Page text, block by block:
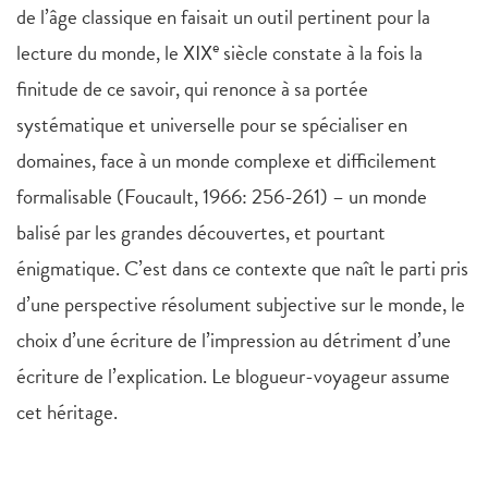
de l’âge classique en faisait un outil pertinent pour la
lecture du monde, le XIXe siècle constate à la fois la
finitude de ce savoir, qui renonce à sa portée
systématique et universelle pour se spécialiser en
domaines, face à un monde complexe et difficilement
formalisable (Foucault, 1966: 256-261) – un monde
balisé par les grandes découvertes, et pourtant
énigmatique. C’est dans ce contexte que naît le parti pris
d’une perspective résolument subjective sur le monde, le
choix d’une écriture de l’impression au détriment d’une
écriture de l’explication. Le blogueur-voyageur assume
cet héritage.